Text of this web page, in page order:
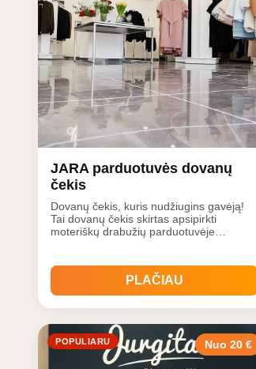
JARA parduotuvės dovanų
čekis
Dovanų čekis, kuris nudžiugins gavėją!
Tai dovanų čekis skirtas apsipirkti
moteriškų drabužių parduotuvėje
pasirinkimas. Puošnios ir kasdieniškos
suknelės, madingi džinsai ir kelnės,
džemperiai, megztiniai, marškinėliai,
klasiki
PLAČIAU
POPULIARU Nuo 20 €